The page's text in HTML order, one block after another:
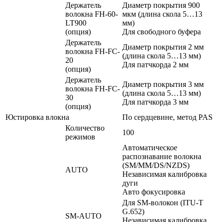
Держатель
волокна FH-60-
LT900
(опция)
Диаметр покрытия 900
мкм (длина скола 5…13
мм)
Для свободного буфера
Держатель
волокна FH-FC-
20
(опция)
Диаметр покрытия 2 мм
(длина скола 5…13 мм)
Для патчкорда 2 мм
Держатель
волокна FH-FC-
30
(опция)
Диаметр покрытия 3 мм
(длина скола 5…13 мм)
Для патчкорда 3 мм
Юстировка влокна
По сердцевине, метод PAS
Количество
режимов
100
AUTO
Автоматическое
распознавание волокна
(SM/MM/DS/NZDS)
Независимая калибровка
дуги
Авто фокусировка
SM-AUTO
Для SM-волокон (ITU-T
G.652)
Независимая калибровка